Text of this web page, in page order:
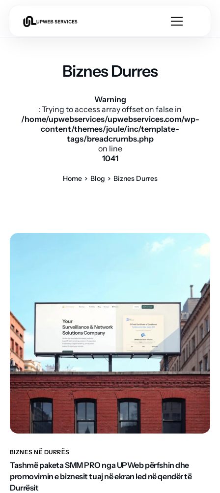
Biznes Durres
Warning
: Trying to access array offset on false in
/home/upwebservices/upwebservices.com/wp-
content/themes/joule/inc/template-
tags/breadcrumbs.php
on line
1041
Home Blog Biznes Durres
BIZNES NË DURRËS
Tashmë paketa SMM PRO nga UPWeb përfshin dhe
promovimin e biznesit tuaj në ekran led në qendër të
Durrësit